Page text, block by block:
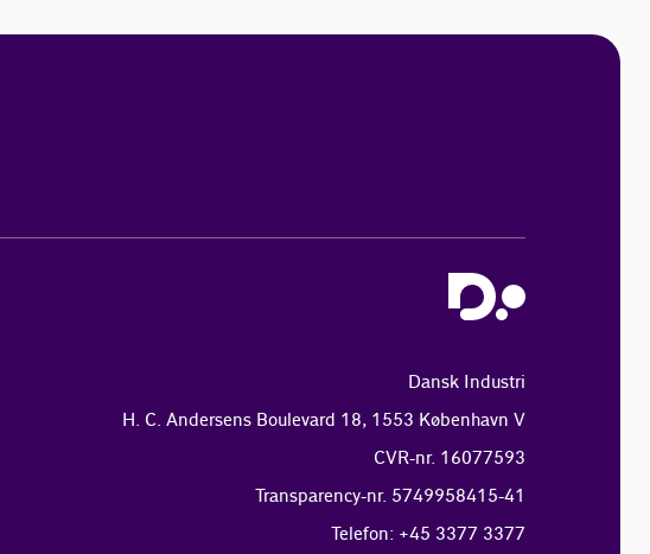
Dansk Industri
H. C. Andersens Boulevard 18, 1553 København V
CVR-nr. 16077593
Transparency-nr. 5749958415-41
Telefon: +45 3377 3377